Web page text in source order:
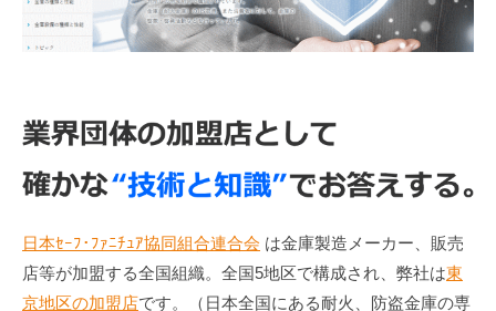
日本ｾｰﾌ･ﾌｧﾆﾁｭｱ協同組合連合会 は金庫製造メーカー、販売
店等が加盟する全国組織。全国5地区で構成され、弊社は東
京地区の加盟店です。（日本全国にある耐火、防盗金庫の専